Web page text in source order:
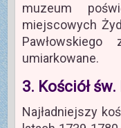
muzeum
miejscowych
umiarkowane.
3. Kościół
Najładniejszy